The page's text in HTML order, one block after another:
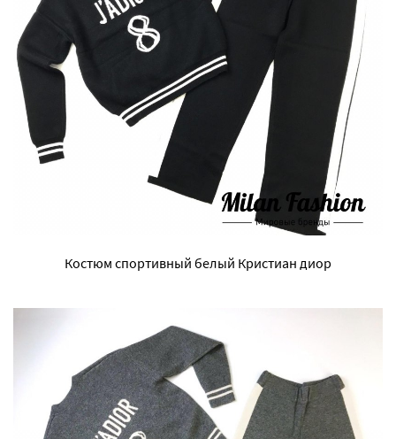
Костюм спортивный белый Кристиан диор